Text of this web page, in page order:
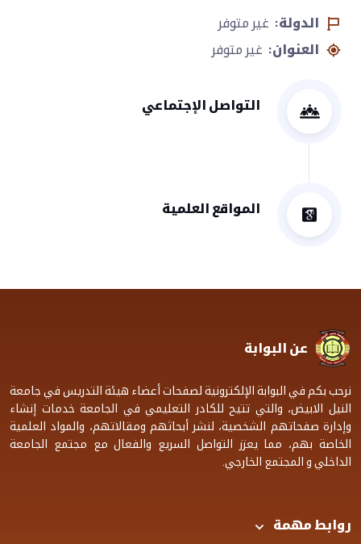
الدولة: غير متوفر
العنوان: غير متوفر
التواصل الإجتماعي
المواقع العلمية
عن البوابة
نرحب بكم في البوابة الإلكترونية لصفحات أعضاء هيئة التدريس في جامعة
النيل الابيض، والتي تتيح للكادر التعليمي في الجامعة خدمات إنشاء
وإدارة صفحاتهم الشخصية، لنشر أبحاثهم ومقالاتهم، والمواد العلمية
الخاصة بهم، مما يعزز التواصل السريع والفعال مع مجتمع الجامعة
الداخلي و المجتمع الخارجي.
روابط مهمة